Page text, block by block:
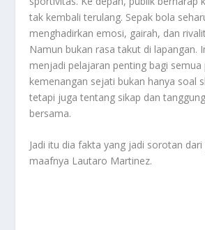
tak kembali terulang. Sepak bola
menghadirkan emosi, gairah, dan
Namun bukan rasa takut di lapangan.
menjadi pelajaran penting bagi semua
kemenangan sejati bukan hanya soal
tetapi juga tentang sikap dan
bersama.
Jadi itu dia fakta yang jadi sorotan
maafnya Lautaro Martinez.